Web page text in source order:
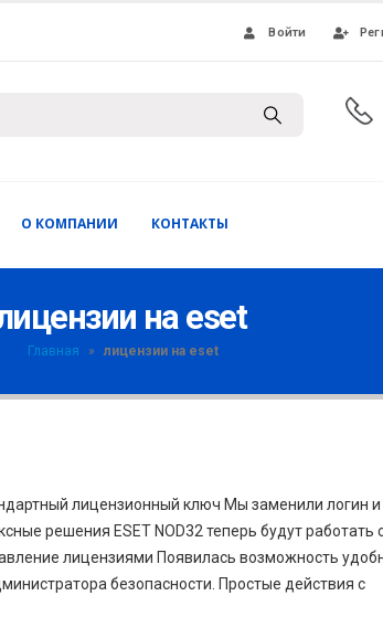
Войти
О КОМПАНИИ КОНТАКТЫ
на eset
Главная » лицензии на eset
лицензионный ключ Мы заменили логин и
решения ESET NOD32 теперь будут работать
лицензиями Появилась возможность
безопасности. Простые действия с